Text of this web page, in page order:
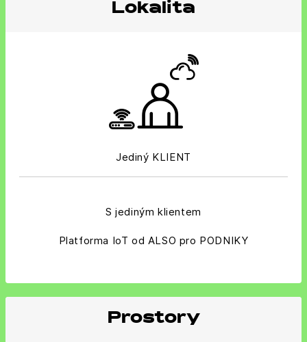
Lokalita
Jediný KLIENT
S jediným klientem
Platforma IoT od ALSO pro PODNIKY
Prostory